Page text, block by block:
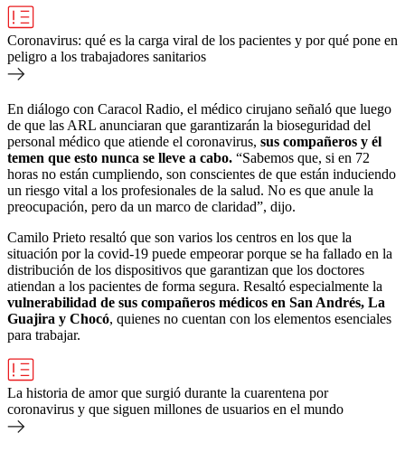
Coronavirus: qué es la carga viral de los pacientes y por qué pone en
peligro a los trabajadores sanitarios
En diálogo con Caracol Radio, el médico cirujano señaló que luego
de que las ARL anunciaran que garantizarán la bioseguridad del
personal médico que atiende el coronavirus, sus compañeros y él
temen que esto nunca se lleve a cabo. “Sabemos que, si en 72
horas no están cumpliendo, son conscientes de que están induciendo
un riesgo vital a los profesionales de la salud. No es que anule la
preocupación, pero da un marco de claridad”, dijo.
Camilo Prieto resaltó que son varios los centros en los que la
situación por la covid-19 puede empeorar porque se ha fallado en la
distribución de los dispositivos que garantizan que los doctores
atiendan a los pacientes de forma segura. Resaltó especialmente la
vulnerabilidad de sus compañeros médicos en San Andrés, La
Guajira y Chocó, quienes no cuentan con los elementos esenciales
para trabajar.
La historia de amor que surgió durante la cuarentena por
coronavirus y que siguen millones de usuarios en el mundo